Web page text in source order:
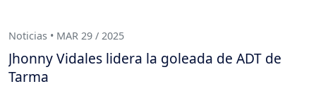
Noticias • MAR 29 / 2025
Jhonny Vidales lidera la goleada de ADT de
Tarma